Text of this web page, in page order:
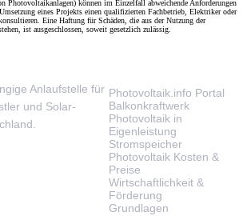
Photovoltaikanlagen) können im Einzelfall abweichende Anforderungen
eines Projekts einen qualifizierten Fachbetrieb, Elektriker oder
Eine Haftung für Schäden, die aus der Nutzung der
ist ausgeschlossen, soweit gesetzlich zulässig.
Anlaufstelle für
und Solar-
Photovoltaik.info Portal
Balkonkraftwerk
Photovoltaik in
Eigenleistung
Stromspeicher
Photovoltaik Kosten &
Preise
Wirtschaftlichkeit &
Förderung
Grundlagen